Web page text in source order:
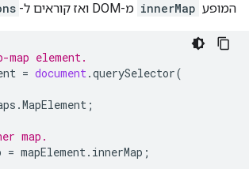
המופע innerMap מ-DOM ואז קוראים ל-
element.
= document.querySelector(
.MapElement ;
map.
= mapElement. innerMap ;